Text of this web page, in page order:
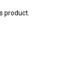
product.